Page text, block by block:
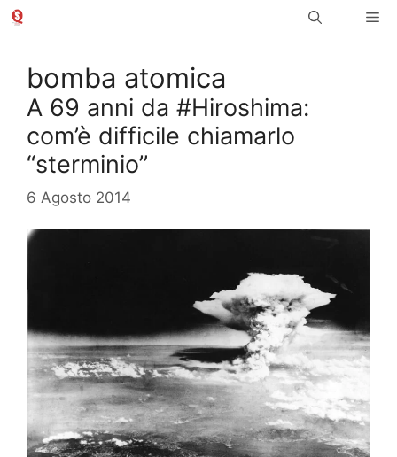
Vai
bomba atomica
A 69 anni da #Hiroshima:
com’è difficile chiamarlo
“sterminio”
6 Agosto 2014